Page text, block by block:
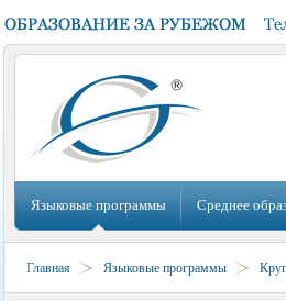
Языковые программы Среднее
Главная Языковые программы